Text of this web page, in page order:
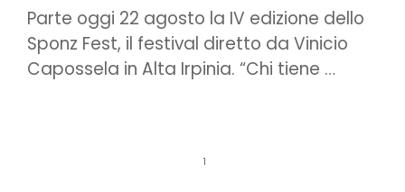
Parte oggi 22 agosto la IV edizione dello
Sponz Fest, il festival diretto da Vinicio
Capossela in Alta Irpinia. “Chi tiene …
1